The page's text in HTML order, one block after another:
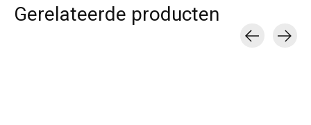
Gerelateerde producten